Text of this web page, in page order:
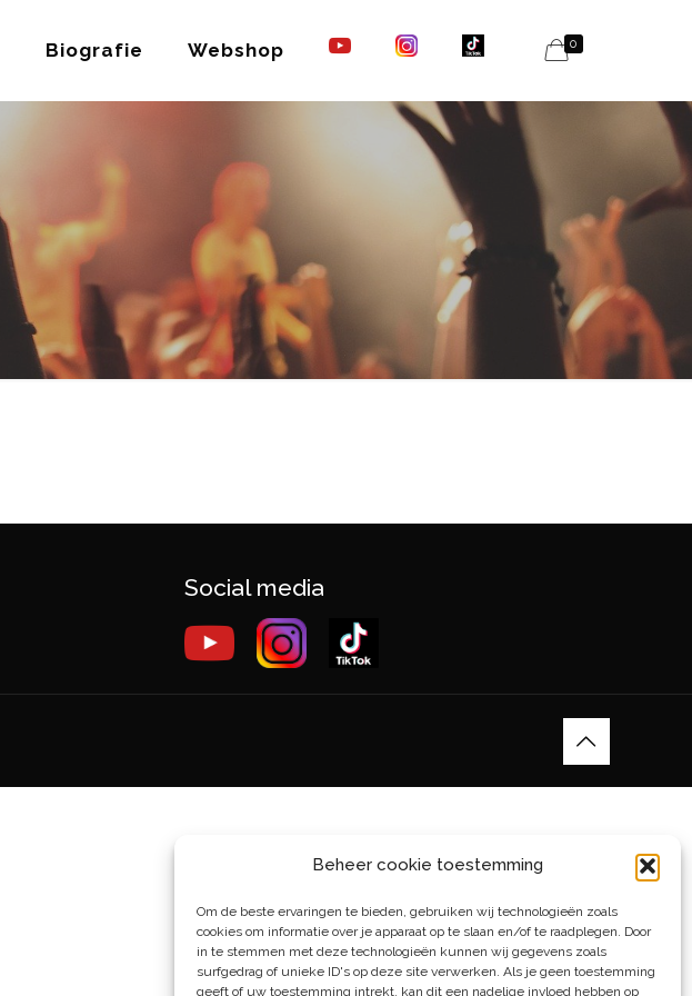
Beheer cookie toestemming
Om de beste ervaringen te bieden, gebruiken wij technologieën zoals
cookies om informatie over je apparaat op te slaan en/of te raadplegen. Door
in te stemmen met deze technologieën kunnen wij gegevens zoals
surfgedrag of unieke ID's op deze site verwerken. Als je geen toestemming
geeft of uw toestemming intrekt, kan dit een nadelige invloed hebben op
Biografie Webshop 0
Social media